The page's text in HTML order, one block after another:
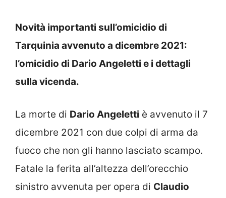
Novità importanti sull’omicidio di
Tarquinia avvenuto a dicembre 2021:
l’omicidio di Dario Angeletti e i dettagli
sulla vicenda.
La morte di Dario Angeletti è avvenuto il 7
dicembre 2021 con due colpi di arma da
fuoco che non gli hanno lasciato scampo.
Fatale la ferita all’altezza dell’orecchio
sinistro avvenuta per opera di Claudio